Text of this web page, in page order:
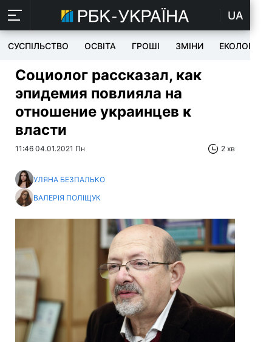
UA
СУСПІЛЬСТВО ОСВІТА ГРОШІ ЗМІНИ ЕКОЛОГІЯ
Социолог рассказал, как
эпидемия повлияла на
отношение украинцев к
власти
11:46 04.01.2021 Пн 2 хв
УЛЯНА БЕЗПАЛЬКО
ВАЛЕРІЯ ПОЛІЩУК